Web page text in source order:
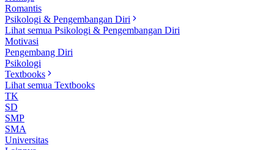
Romantis
Psikologi & Pengembangan Diri
Lihat semua Psikologi & Pengembangan Diri
Motivasi
Pengembang Diri
Psikologi
Textbooks
Lihat semua Textbooks
TK
SD
SMP
SMA
Universitas